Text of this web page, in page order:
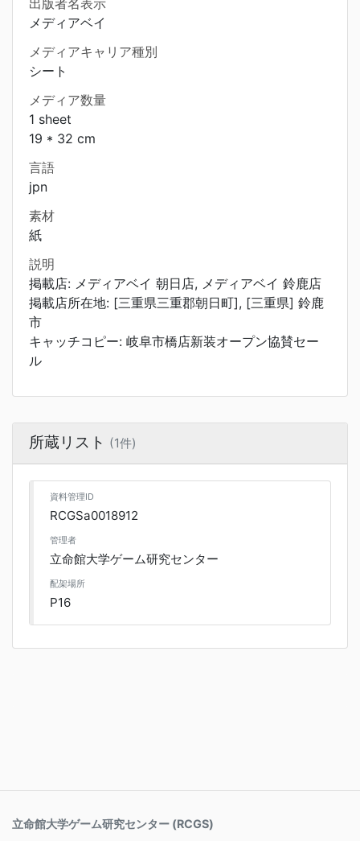
出版者名表示
メディアベイ
メディアキャリア種別
シート
メディア数量
1 sheet
19 * 32 cm
言語
jpn
素材
紙
説明
掲載店: メディアベイ 朝日店, メディアベイ 鈴鹿店
掲載店所在地: [三重県三重郡朝日町], [三重県] 鈴鹿
市
キャッチコピー: 岐阜市橋店新装オープン協賛セー
ル
所蔵リスト (1件)
資料管理ID
RCGSa0018912
管理者
立命館大学ゲーム研究センター
配架場所
P16
立命館大学ゲーム研究センター (RCGS)